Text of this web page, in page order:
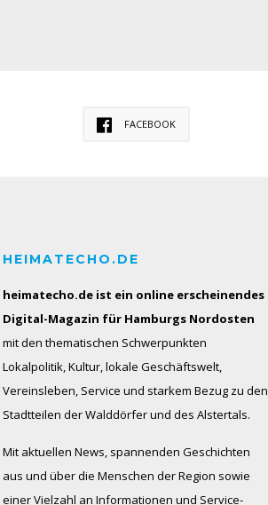
FACEBOOK
HEIMATECHO.DE
heimatecho.de ist ein online erscheinendes
Digital-Magazin für Hamburgs Nordosten
mit den thematischen Schwerpunkten
Lokalpolitik, Kultur, lokale Geschäftswelt,
Vereinsleben, Service und starkem Bezug zu den
Stadtteilen der Walddörfer und des Alstertals.
Mit aktuellen News, spannenden Geschichten
aus und über die Menschen der Region sowie
einer Vielzahl an Informationen und Service-